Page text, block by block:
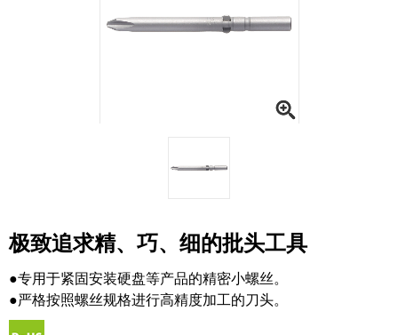
极致追求精、巧、细的批头工具
●专用于紧固安装硬盘等产品的精密小螺丝。
●严格按照螺丝规格进行高精度加工的刀头。